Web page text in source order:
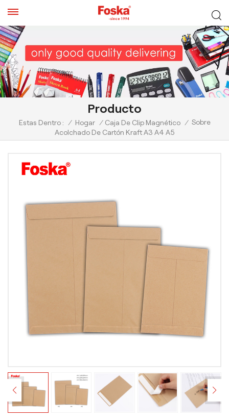
Producto
Estas Dentro : / Hogar / Caja De Clip Magnético / Sobre
Acolchado De Cartón Kraft A3 A4 A5